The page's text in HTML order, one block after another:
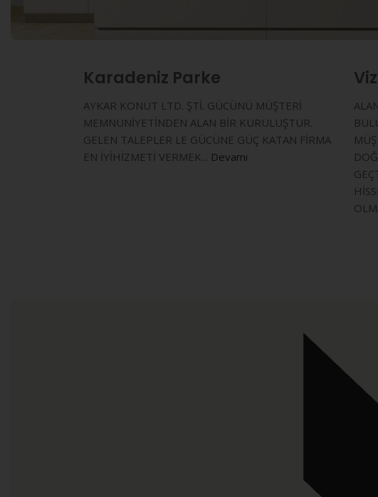
Karadeniz Parke
AYKAR KONUT LTD. ŞTİ. GÜCÜNÜ MÜŞTERİ
MEMNUNİYETİNDEN ALAN BİR KURULUŞTUR.
GELEN TALEPLER LE GÜCÜNE GÜÇ KATAN FİRMA
EN İYİHİZMETİ VERMEK... Devamı